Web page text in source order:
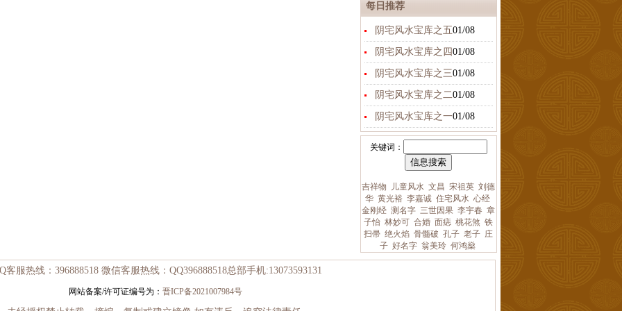
每日推荐
阴宅风水宝库之五01/08
阴宅风水宝库之四01/08
阴宅风水宝库之三01/08
阴宅风水宝库之二01/08
阴宅风水宝库之一01/08
关键词：
吉祥物 儿童风水 文昌 宋祖英 刘德
华 黄光裕 李嘉诚 住宅风水 心经
金刚经 测名字 三世因果 李宇春 章
子怡 林妙可 合婚 面痣 桃花煞 铁
扫帚 绝火焰 骨髓破 孔子 老子 庄
子 好名字 翁美玲 何鸿燊
客服热线：396888518 微信客服热线：QQ396888518总部手机:13073593131
网站备案/许可证编号为： 晋ICP备2021007984号